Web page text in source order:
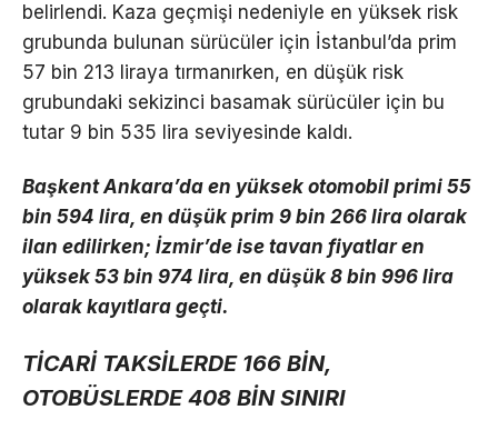
belirlendi. Kaza geçmişi nedeniyle en yüksek risk
grubunda bulunan sürücüler için İstanbul’da prim
57 bin 213 liraya tırmanırken, en düşük risk
grubundaki sekizinci basamak sürücüler için bu
tutar 9 bin 535 lira seviyesinde kaldı.
Başkent Ankara’da en yüksek otomobil primi 55
bin 594 lira, en düşük prim 9 bin 266 lira olarak
ilan edilirken; İzmir’de ise tavan fiyatlar en
yüksek 53 bin 974 lira, en düşük 8 bin 996 lira
olarak kayıtlara geçti.
TİCARİ TAKSİLERDE 166 BİN,
OTOBÜSLERDE 408 BİN SINIRI